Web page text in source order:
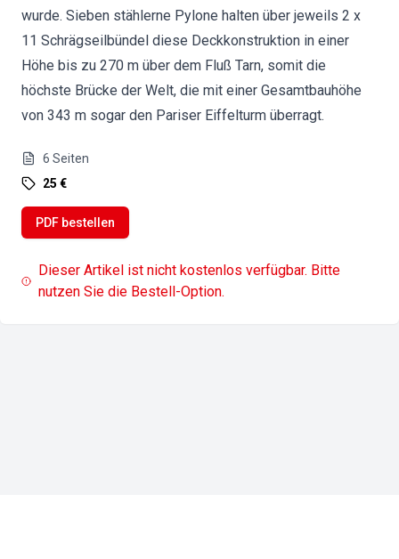
wurde. Sieben stählerne Pylone halten über jeweils 2 x
11 Schrägseilbündel diese Deckkonstruktion in einer
Höhe bis zu 270 m über dem Fluß Tarn, somit die
höchste Brücke der Welt, die mit einer Gesamtbauhöhe
von 343 m sogar den Pariser Eiffelturm überragt.
6 Seiten
25 €
PDF bestellen
Dieser Artikel ist nicht kostenlos verfügbar. Bitte
nutzen Sie die Bestell-Option.